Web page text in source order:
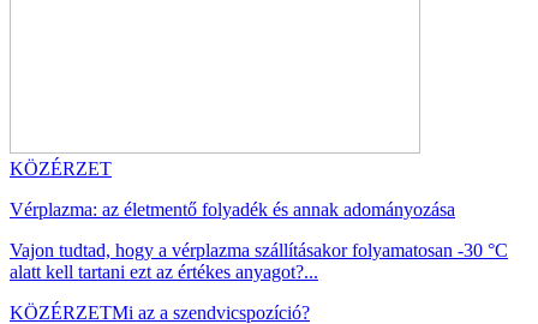
KÖZÉRZET
Vérplazma: az életmentő folyadék és annak adományozása
Vajon tudtad, hogy a vérplazma szállításakor folyamatosan -30 °C
alatt kell tartani ezt az értékes anyagot?...
KÖZÉRZETMi az a szendvicspozíció?